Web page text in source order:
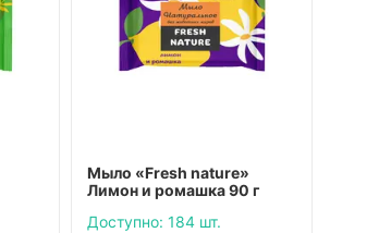
Мыло «Fresh nature»
Лимон и ромашка 90 г
Доступно: 184 шт.